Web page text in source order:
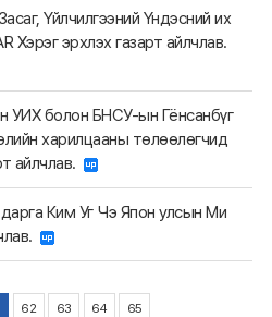
Үйлчилгээний Үндэсний их
Хэрэг эрхлэх газарт айлчлав.
УИХ болон БНСУ-ын Гёнсанбүг
харилцааны төлөөлөгчид
айлчлав.
Ким Уг Чэ Япон улсын Ми
62 63 64 65